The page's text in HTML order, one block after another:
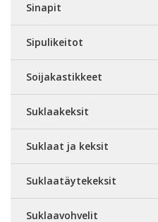
Sinapit
Sipulikeitot
Soijakastikkeet
Suklaakeksit
Suklaat ja keksit
Suklaatäytekeksit
Suklaavohvelit